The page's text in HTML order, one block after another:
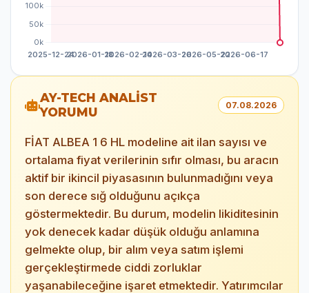
AY-TECH ANALİST
YORUMU
07.08.2026
FİAT ALBEA 1 6 HL modeline ait ilan sayısı ve
ortalama fiyat verilerinin sıfır olması, bu aracın
aktif bir ikincil piyasasının bulunmadığını veya
son derece sığ olduğunu açıkça
göstermektedir. Bu durum, modelin likiditesinin
yok denecek kadar düşük olduğu anlamına
gelmekte olup, bir alım veya satım işlemi
gerçekleştirmede ciddi zorluklar
yaşanabileceğine işaret etmektedir. Yatırımcılar